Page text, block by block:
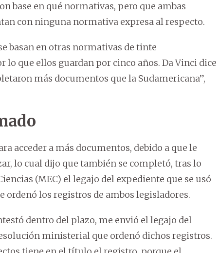
base en qué normativas, pero que ambas
con ninguna normativa expresa al respecto.
basan en otras normativas de tinte
que ellos guardan por cinco años. Da Vinci dice
más documentos que la Sudamericana”,
acceder a más documentos, debido a que le
lo cual dijo que también se completó, tras lo
(MEC) el legajo del expediente que se usó
los registros de ambos legisladores.
dentro del plazo, me envió el legajo del
ministerial que ordenó dichos registros.